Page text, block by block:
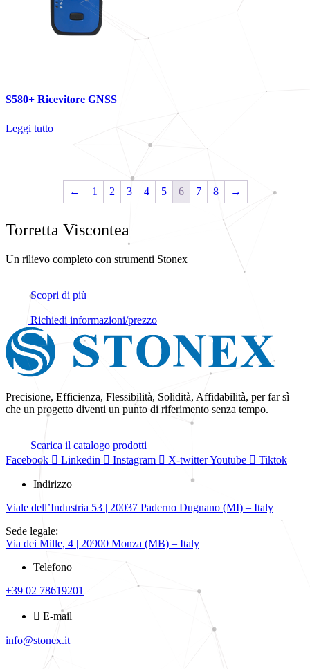
S580+ Ricevitore GNSS
Leggi tutto
← 1 2 3 4 5 6 7 8 →
Torretta Viscontea
Un rilievo completo con strumenti Stonex
Scopri di più
Richiedi informazioni/prezzo
Precisione, Efficienza, Flessibilità, Solidità, Affidabilità, per far sì
che un progetto diventi un punto di riferimento senza tempo.
Scarica il catalogo prodotti
Facebook
Linkedin Instagram X-twitterYoutube Tiktok
Indirizzo
Viale dell’Industria 53 | 20037 Paderno Dugnano (MI) – Italy
Sede legale:
Via dei Mille, 4 | 20900 Monza (MB) – Italy
Telefono
+39 02 78619201
E-mail
info@stonex.it